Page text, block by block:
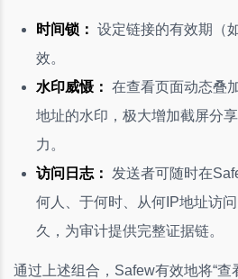
时间锁： 设定链接的有效期（
效。
水印威慑： 在查看页面动态叠
地址的水印，极大增加截屏分
力。
访问日志：
发送者可随时在
何人、于何时、从何IP地址访
久，为审计提供完整证据链。
通过上述组合，Safew有效地将“查